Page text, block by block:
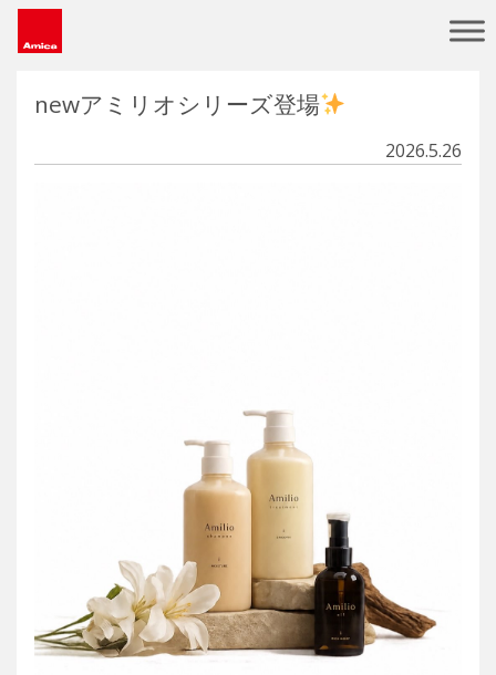
Main Navigation
newアミリオシリーズ登場
2026.5.26